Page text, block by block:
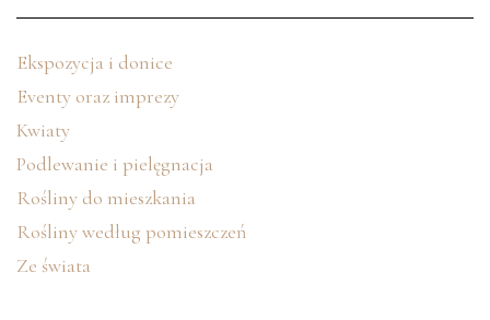
Ekspozycja i donice
Eventy oraz imprezy
Kwiaty
Podlewanie i pielęgnacja
Rośliny do mieszkania
Rośliny według pomieszczeń
Ze świata